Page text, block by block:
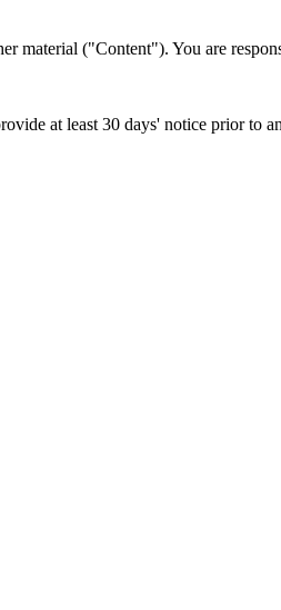
material ("Content"). You are
at least 30 days' notice prior to